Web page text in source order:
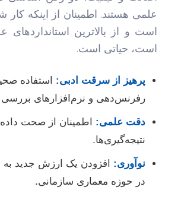
علمی هستند. اطمینان از اینکه کار
است و از بالاترین استانداردهای
است، حیاتی است.
پرهیز از سرقت ادبی: استفاده
رفرنس‌دهی و نرم‌افزارهای
دقت علمی: اطمینان از صحت
نتیجه‌گیری‌ها.
نوآوری: افزودن یک ارزش جدید
در حوزه معماری سازمانی.